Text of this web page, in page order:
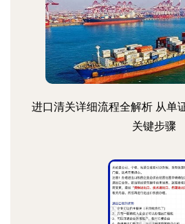
进口清关详细流程全解析 从单
关键步骤